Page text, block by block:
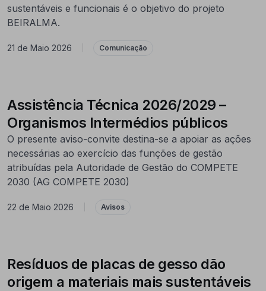
sustentáveis e funcionais é o objetivo do projeto
BEIRALMA.
21 de Maio 2026 Comunicação
Assistência Técnica 2026/2029 –
Organismos Intermédios públicos
O presente aviso-convite destina-se a apoiar as ações
necessárias ao exercício das funções de gestão
atribuídas pela Autoridade de Gestão do COMPETE
2030 (AG COMPETE 2030)
22 de Maio 2026 Avisos
Resíduos de placas de gesso dão
origem a materiais mais sustentáveis